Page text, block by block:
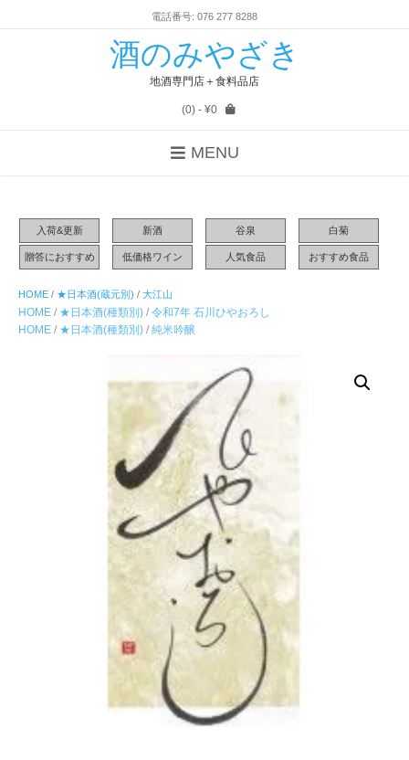
電話番号: 076 277 8288
酒のみやざき
地酒専門店＋食料品店
(0)- ¥0
MENU
入荷&更新 新酒 谷泉 白菊
贈答におすすめ 低価格ワイン 人気食品 おすすめ食品
HOME / ★日本酒(蔵元別) / 大江山
HOME / ★日本酒(種類別) / 令和7年 石川ひやおろし
HOME / ★日本酒(種類別) / 純米吟醸